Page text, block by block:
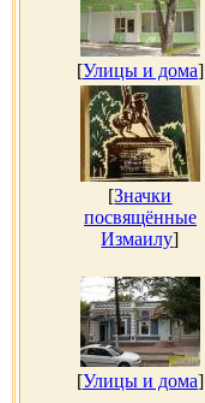
[Улицы и дома]
[Значки
посвящённые
Измаилу]
[Улицы и дома]